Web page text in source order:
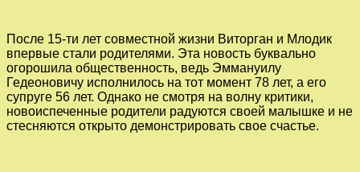
После 15-ти лет совместной жизни Виторган и Млодик
впервые стали родителями. Эта новость буквально
огорошила общественность, ведь Эммануилу
Гедеоновичу исполнилось на тот момент 78 лет, а его
супруге 56 лет. Однако не смотря на волну критики,
новоиспеченные родители радуются своей малышке и не
стесняются открыто демонстрировать свое счастье.